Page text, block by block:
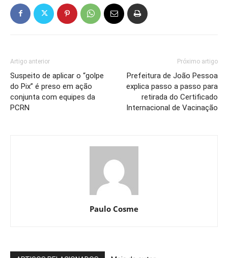
Artigo anterior
Suspeito de aplicar o “golpe
do Pix” é preso em ação
conjunta com equipes da
PCRN
Próximo artigo
Prefeitura de João Pessoa
explica passo a passo para
retirada do Certificado
Internacional de Vacinação
Paulo Cosme